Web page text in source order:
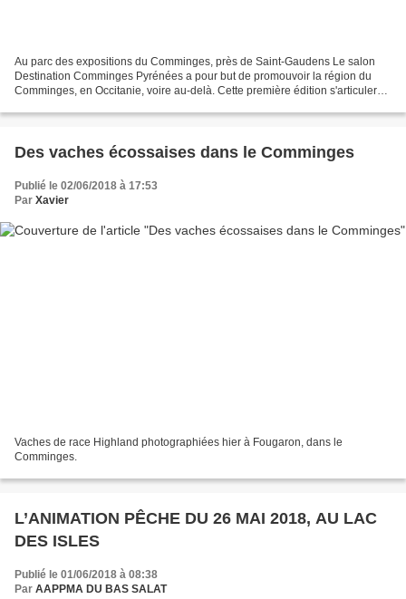
Au parc des expositions du Comminges, près de Saint-Gaudens Le salon
Destination Comminges Pyrénées a pour but de promouvoir la région du
Comminges, en Occitanie, voire au-delà. Cette première édition s'articulera
Des vaches écossaises dans le Comminges
Publié le 02/06/2018 à 17:53
Par Xavier
Vaches de race Highland photographiées hier à Fougaron, dans le
Comminges.
L’ANIMATION PÊCHE DU 26 MAI 2018, AU LAC
DES ISLES
Publié le 01/06/2018 à 08:38
Par AAPPMA DU BAS SALAT